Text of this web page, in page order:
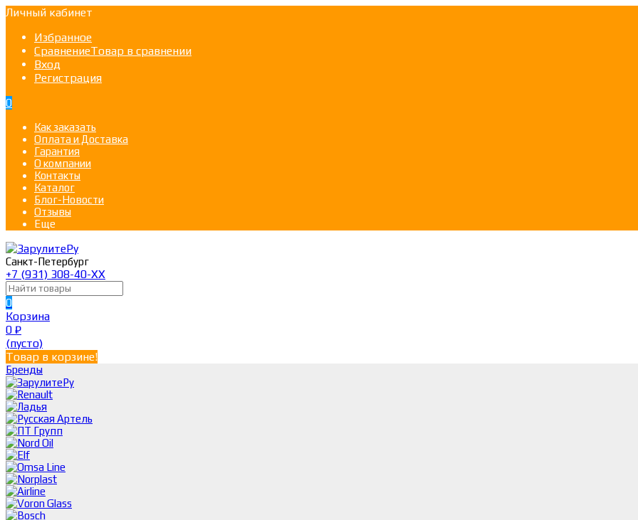
Личный кабинет
Избранное
СравнениеТовар в сравнении
Вход
Регистрация
0
Как заказать
Оплата и Доставка
Гарантия
О компании
Контакты
Каталог
Блог-Новости
Отзывы
Еще
Санкт-Петербург
+7 (931) 308-40-ХХ
0
Корзина
0 ₽
(пусто)
Товар в корзине!
Бренды